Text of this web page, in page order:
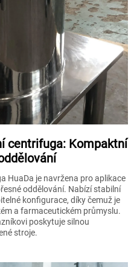
centrifuga: Kompaktní
HuaDa je navržena pro aplikace
oddělování. Nabízí stabilní
konfigurace, díky čemuž je
a farmaceutickém průmyslu.
poskytuje silnou
stroje.